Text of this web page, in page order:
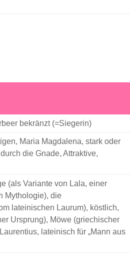
bekränzt (=Siegerin)
Maria Magdalena, stark oder
die Gnade, Attraktive,
(als Variante von Lala, einer
Mythologie), die
lateinischen Laurum), köstlich,
Ursprung), Möwe (griechischer
lateinisch für „Mann aus